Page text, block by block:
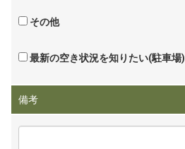
その他
最新の空き状況を知りたい(駐車場)
備考